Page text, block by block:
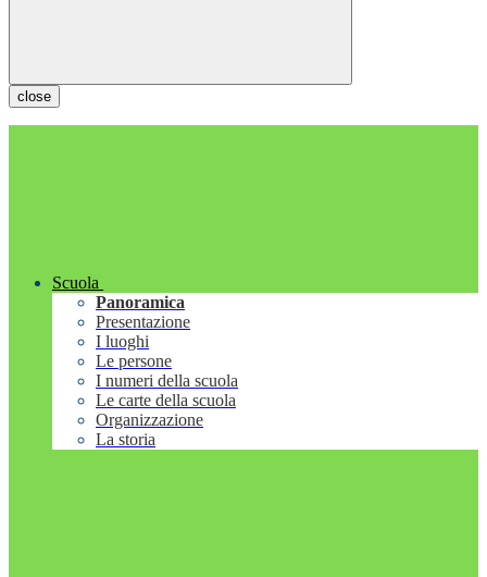
close
Scuola
Panoramica
Presentazione
I luoghi
Le persone
I numeri della scuola
Le carte della scuola
Organizzazione
La storia